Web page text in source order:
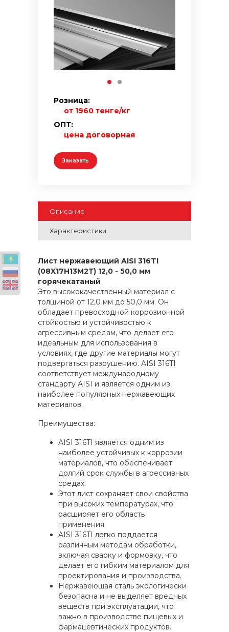
Розница:
от 1960 тенге/кг
ОПТ:
цена договорная
Заказать
Описание
Характеристики
Лист нержавеющий AISI 316TI
(08Х17Н13М2Т) 12,0 - 50,0 мм
горячекатаный
Это высококачественный материал с
толщиной от 12,0 мм до 50,0 мм. Он
обладает превосходной коррозионной
стойкостью и устойчивостью к
агрессивным средам, что делает его
идеальным для использования в
условиях, где другие материалы могут
подвергаться разрушению. AISI 316TI
соответствует международному
стандарту AISI и является одним из
наиболее популярных нержавеющих
материалов.
Преимущества:
AISI 316TI является одним из
наиболее устойчивых к коррозии
материалов, что обеспечивает
долгий срок службы в агрессивных
средах.
Этот лист сохраняет свои свойства
при высоких температурах, что
расширяет его область
применения.
AISI 316TI легко поддается
различным методам обработки,
включая сварку и формовку, что
делает его гибким материалом для
проектирования и производства.
Нержавеющая сталь экологически
безопасна и не выделяет вредных
веществ при эксплуатации, что
важно в производстве пищевых и
фармацевтических продуктов.